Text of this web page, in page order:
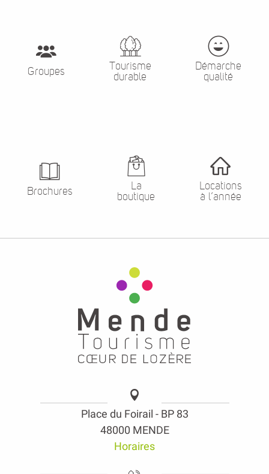
Groupes
Tourisme
durable
Démarche
qualité
Brochures
La
boutique
Locations
à l’année
Place du Foirail - BP 83
48000 MENDE
Horaires